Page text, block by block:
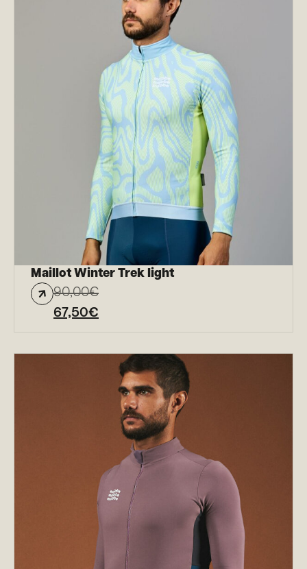
Maillot Winter Trek light
90,00€
67,50€